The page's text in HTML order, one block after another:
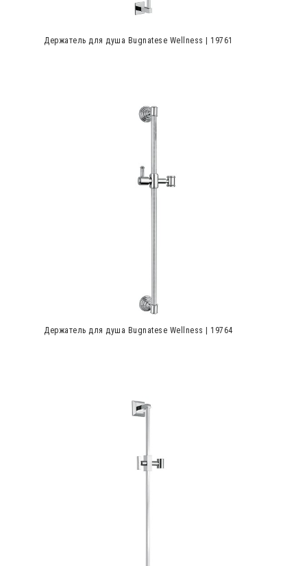
Держатель для душа Bugnatese Wellness | 19761
Держатель для душа Bugnatese Wellness | 19764